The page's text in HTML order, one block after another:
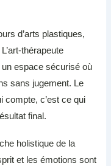
d’arts plastiques,
thérapeute
un espace sécurisé où
sans jugement. Le
compte, c’est ce qui
final.
holistique de la
et les émotions sont